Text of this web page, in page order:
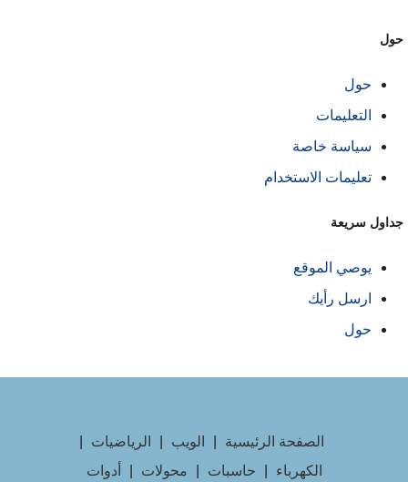
حول
التعليمات
سياسة خاصة
تعليمات الاستخدام
سريعة
يوصي الموقع
ارسل رأيك
حول
الصفحة الرئيسية | الويب | الرياضيات |
الكهرباء | حاسبات | محولات | أدوات